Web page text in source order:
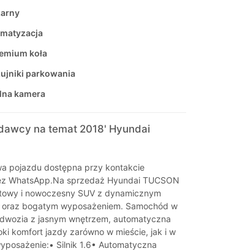
koła
parkowania
kamera
na temat 2018' Hyundai
pojazdu dostępna przy kontakcie
WhatsApp.Na sprzedaż Hyundai TUCSON
i nowoczesny SUV z dynamicznym
bogatym wyposażeniem. Samochód w
z jasnym wnętrzem, automatyczna
komfort jazdy zarówno w mieście, jak i w
Silnik 1.6• Automatyczna